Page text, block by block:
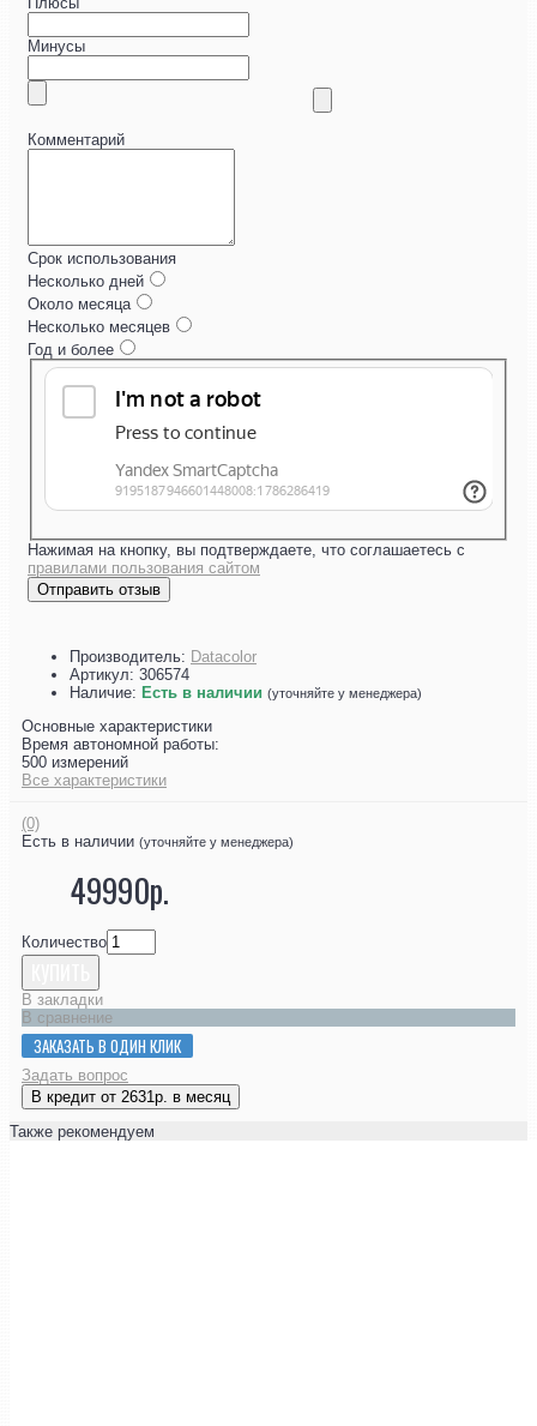
Минусы
Комментарий
Срок использования
Несколько дней
Около месяца
Несколько месяцев
Год и более
Нажимая на кнопку, вы подтверждаете, что соглашаетесь с
правилами пользования сайтом
Отправить отзыв
Производитель: Datacolor
Артикул: 306574
Наличие: Есть в наличии (уточняйте у менеджера)
Основные характеристики
Время автономной работы:
500 измерений
Все характеристики
(0)
Есть в наличии (уточняйте у менеджера)
49990р.
Количество
В закладки
В сравнение
ЗАКАЗАТЬ В ОДИН КЛИК
Задать вопрос
В кредит от 2631р. в месяц
Также рекомендуем